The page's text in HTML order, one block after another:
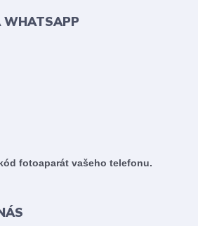
WHATSAPP
fotoaparát vašeho telefonu.